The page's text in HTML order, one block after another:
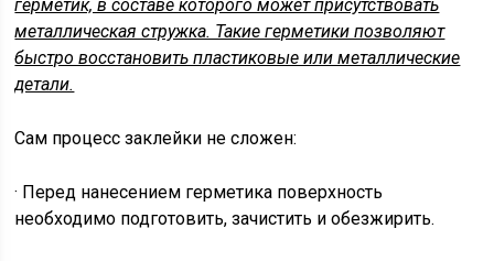
герметик, в составе которого может присутствовать
металлическая стружка. Такие герметики позволяют
быстро восстановить пластиковые или металлические
детали.
Сам процесс заклейки не сложен:
· Перед нанесением герметика поверхность
необходимо подготовить, зачистить и обезжирить.